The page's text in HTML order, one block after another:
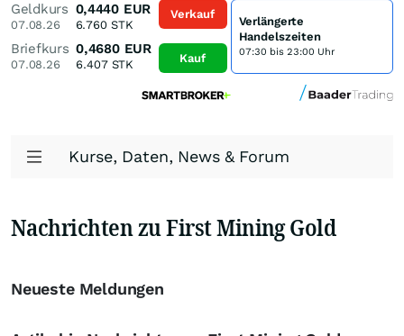
Geldkurs
07.08.26
0,4440 EUR
6.760STK
Briefkurs
07.08.26
0,4680 EUR
6.407STK
Verkauf
Kauf
Verlängerte
Handelszeiten
07:30 bis 23:00 Uhr
Kurse, Daten, News & Forum
Nachrichten zu First Mining Gold
Neueste Meldungen